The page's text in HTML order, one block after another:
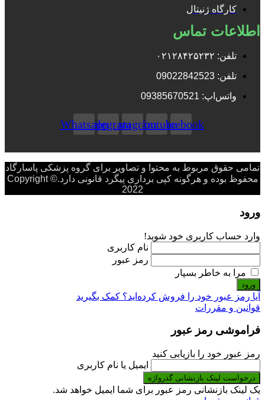
کارگاه ژنیتال
اطلاعات تماس
تلفن: ۰۲۱۲۸۴۲۵۲۳۲
تلفن: 09022842523
واتس‌‌اپ: 09385670521
Facebook
Youtube
Instagram
Telegram
Whatsapp
تمامی حقوق مربوط به محتوا و تصاویر برای گروه پزشکی پاسارگاد
محفوظ بوده و هرگونه کپی برداری پیگرد قانونی دارد.Copyright ©
2022
ورود
وارد حساب کاربری خود شوید!
نام کاربری
رمز عبور
مرا به خاطر بسپار
ورود
آیا رمز عبور خود را فروش کرده‌اید؟ کمک بگیرید
قوانین و مقررات
فراموشی رمز عبور
رمز عبور خود را بازیابی کنید
ایمیل یا نام کاربری
درخواست لینک بازنشانی گذرواژه
یک لینک بازنشانی رمز عبور برای شما ایمیل خواهد شد.